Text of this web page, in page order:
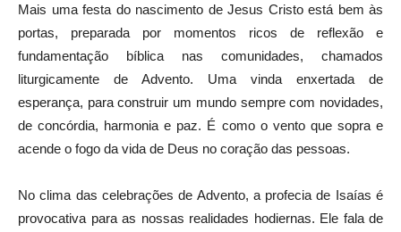
Mais uma festa do nascimento de Jesus Cristo está bem às
portas, preparada por momentos ricos de reflexão e
fundamentação bíblica nas comunidades, chamados
liturgicamente de Advento. Uma vinda enxertada de
esperança, para construir um mundo sempre com novidades,
de concórdia, harmonia e paz. É como o vento que sopra e
acende o fogo da vida de Deus no coração das pessoas.
No clima das celebrações de Advento, a profecia de Isaías é
provocativa para as nossas realidades hodiernas. Ele fala de